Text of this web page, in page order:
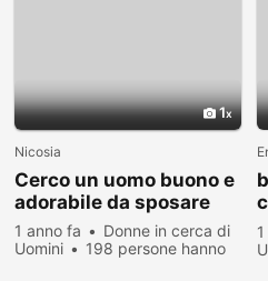
1
Nicosia
Cerco un uomo buono e
adorabile da sposare
1 anno fa
Donne in cerca di
Uomini
198 persone hanno